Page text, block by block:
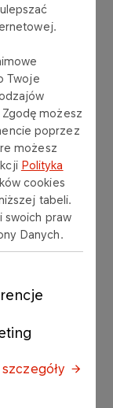
Twoje
możesz
poprzez
możesz
Polityka
cookies
tabeli.
swoich praw
Danych.
z
ORLEN
podglądu
raportów
są
a
dostęp
z